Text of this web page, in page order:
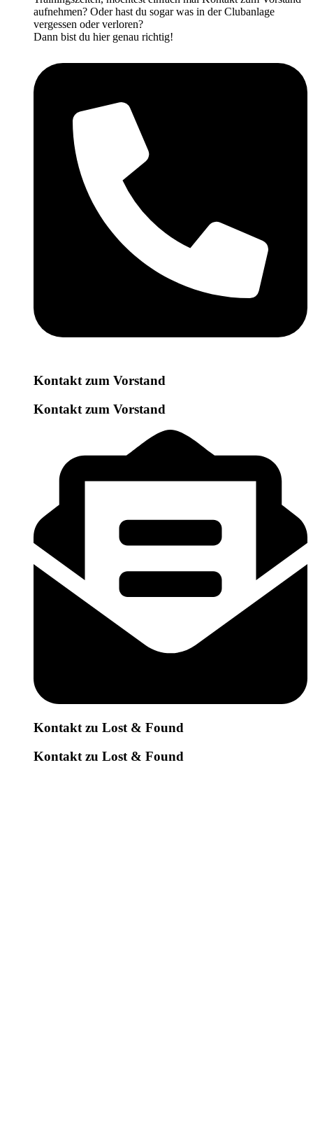
aufnehmen? Oder hast du sogar was in der Clubanlage
vergessen oder verloren?
Dann bist du hier genau richtig!
Kontakt zum Vorstand
Kontakt zum Vorstand
Kontakt zu Lost & Found
Kontakt zu Lost & Found